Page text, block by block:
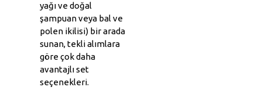
yağı ve doğal
şampuan veya bal ve
polen ikilisi) bir arada
sunan, tekli alımlara
göre çok daha
avantajlı set
seçenekleri.